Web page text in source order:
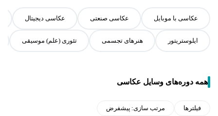
عکاسی با موبایل عکاسی صنعتی عکاسی دیجیتال
ایلوستریتور هنرهای تجسمی تئوری (علم) موسیقی
همه دوره‌های وسایل عکاسی
فیلترها مرتب سازی: پیشفرض